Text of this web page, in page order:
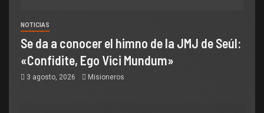
NOTICIAS
Se da a conocer el himno de la JMJ de Seúl:
«Confidite, Ego Vici Mundum»
3 agosto, 2026 Misioneros